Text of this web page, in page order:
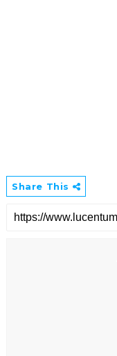
Share This